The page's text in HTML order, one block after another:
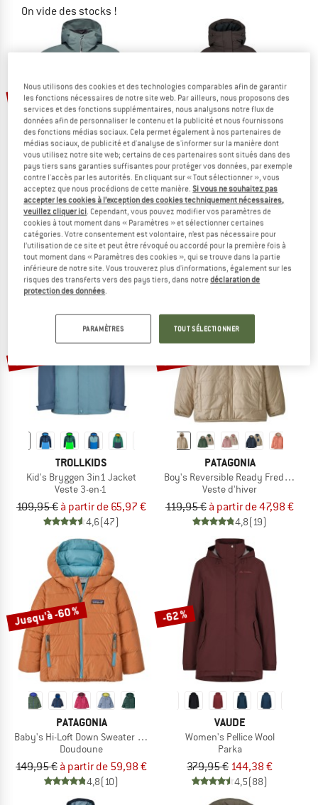
On vide des stocks !
JUSQU'À -60 %
-50 %
MAMMUT
Linard Hardshell Thermo Hooded Jacket
Veste d'hiver
249,95 € 124,98 €
4,9(12)
Jusqu'à -65 %
STOIC
Women's WarmDown MMXX. Pitea
Parka
379,95 €à partir de 132,98 €
4,4(18)
TROLLKIDS
Kid's Bryggen 3in1 Jacket
Veste 3-en-1
109,95 € à partir de 65,97 €
4,6(47)
PATAGONIA
Boy's Reversible Ready Freddy
Veste d'hiver
119,95 € à partir de 47,98 €
4,8(19)
Jusqu'à -60 %
PATAGONIA
Baby's Hi-Loft Down Sweater Hoody
Doudoune
149,95 € à partir de 59,98 €
4,8(10)
-62 %
VAUDE
Women's Pellice Wool
Parka
379,95 € 144,38 €
4,5(88)
Nous utilisons des cookies et des technologies comparables afin de garantir
les fonctions nécessaires de notre site web. Par ailleurs, nous proposons des
services et des fonctions supplémentaires, nous analysons notre flux de
données afin de personnaliser le contenu et la publicité et nous fournissons
des fonctions médias sociaux. Cela permet également à nos partenaires de
médias sociaux, de publicité et d'analyse de s'informer sur la manière dont
vous utilisez notre site web; certains de ces partenaires sont situés dans des
pays tiers sans garanties suffisantes pour protéger vos données, par exemple
contre l'accès par les autorités. En cliquant sur « Tout sélectionner », vous
acceptez que nous procédions de cette manière.Si vous ne souhaitez pas
accepter les cookies à l’exception des cookies techniquement nécessaires,
veuillez cliquer ici. Cependant, vous pouvez modifier vos paramètres de
cookies à tout moment dans « Paramètres » et sélectionner certaines
catégories. Votre consentement est volontaire, n’est pas nécessaire pour
l’utilisation de ce site et peut être révoqué ou accordé pour la première fois à
tout moment dans « Paramètres des cookies », qui se trouve dans la partie
inférieure de notre site. Vous trouverez plus d'informations, également sur les
risques des transferts vers des pays tiers, dans notredéclaration de
protection des données.
PARAMÈTRES TOUT SÉLECTIONNER